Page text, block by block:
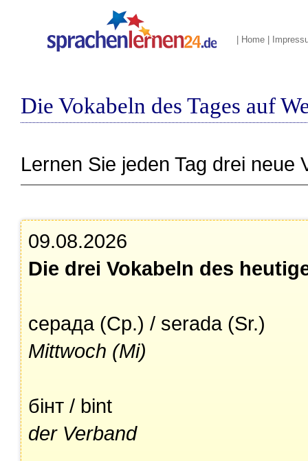
Home
Die Vokabeln des Tages auf
Lernen Sie jeden Tag drei neue
09.08.2026
Die drei Vokabeln des
серада (Ср.) / serada (Sr.)
Mittwoch (Mi)
бінт / bint
der Verband